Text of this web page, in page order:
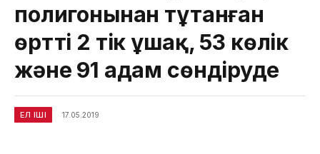
полигонынан тұтанған
өртті 2 тік ұшақ, 53 көлік
және 91 адам сөндіруде
ЕЛ ІШІ 17.05.2019